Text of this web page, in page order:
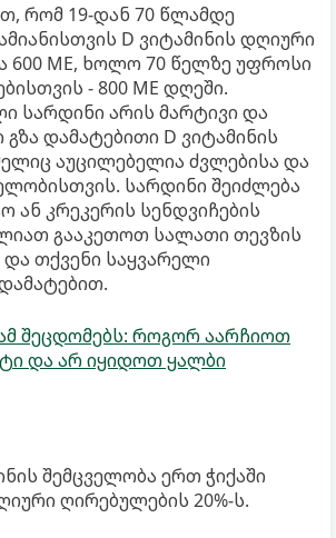
რომ 19-დან 70 წლამდე
D ვიტამინის დღიური
600 МЕ, ხოლო 70 წელზე უფროსი
- 800 МЕ დღეში.
სარდინი არის მარტივი და
დამატებითი D ვიტამინის
აუცილებელია ძვლებისა და
სარდინი შეიძლება
ან კრეკერის სენდვიჩების
გააკეთოთ სალათი თევზის
და თქვენი საყვარელი
შეცდომებს: როგორ აარჩიოთ
და არ იყიდოთ ყალბი
შემცველობა ერთ ჭიქაში
ღირებულების 20%-ს.